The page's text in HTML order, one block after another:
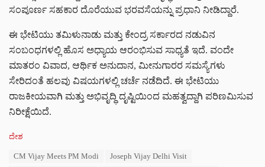
ಸಂಪೂರ್ಣ ಸಹಕಾರ ದೊರೆಯುವ ಭರವಸೆಯನ್ನು ಪ್ರಧಾನಿ ನೀಡಿದ್ದಾರೆ.
ಈ ಭೇಟಿಯು ತಮಿಳುನಾಡು ಮತ್ತು ಕೇಂದ್ರ ಸರ್ಕಾರದ ನಡುವಿನ
ಸಂಬಂಧಗಳಲ್ಲಿ ಹೊಸ ಅಧ್ಯಾಯ ಆರಂಭಿಸುವ ಸಾಧ್ಯತೆ ಇದೆ. ವಂದೇ
ಮಾತರಂ ವಿವಾದ, ಆರ್ಥಿಕ ಅನುದಾನ, ಮೀನುಗಾರರ ಸಮಸ್ಯೆಗಳು
ಸೇರಿದಂತೆ ಹಲವು ವಿಷಯಗಳಲ್ಲಿ ಚರ್ಚೆ ನಡೆದಿದೆ. ಈ ಭೇಟಿಯು
ರಾಜಕೀಯವಾಗಿ ಮತ್ತು ಅಭಿವೃದ್ಧಿ ದೃಷ್ಟಿಯಿಂದ ಮಹತ್ವದ್ದಾಗಿ ಪರಿಣಮಿಸುವ
ನಿರೀಕ್ಷೆಯಿದೆ.
C
ದೇಶ
CM Vijay Meets PM Modi
Joseph Vijay Delhi Visit